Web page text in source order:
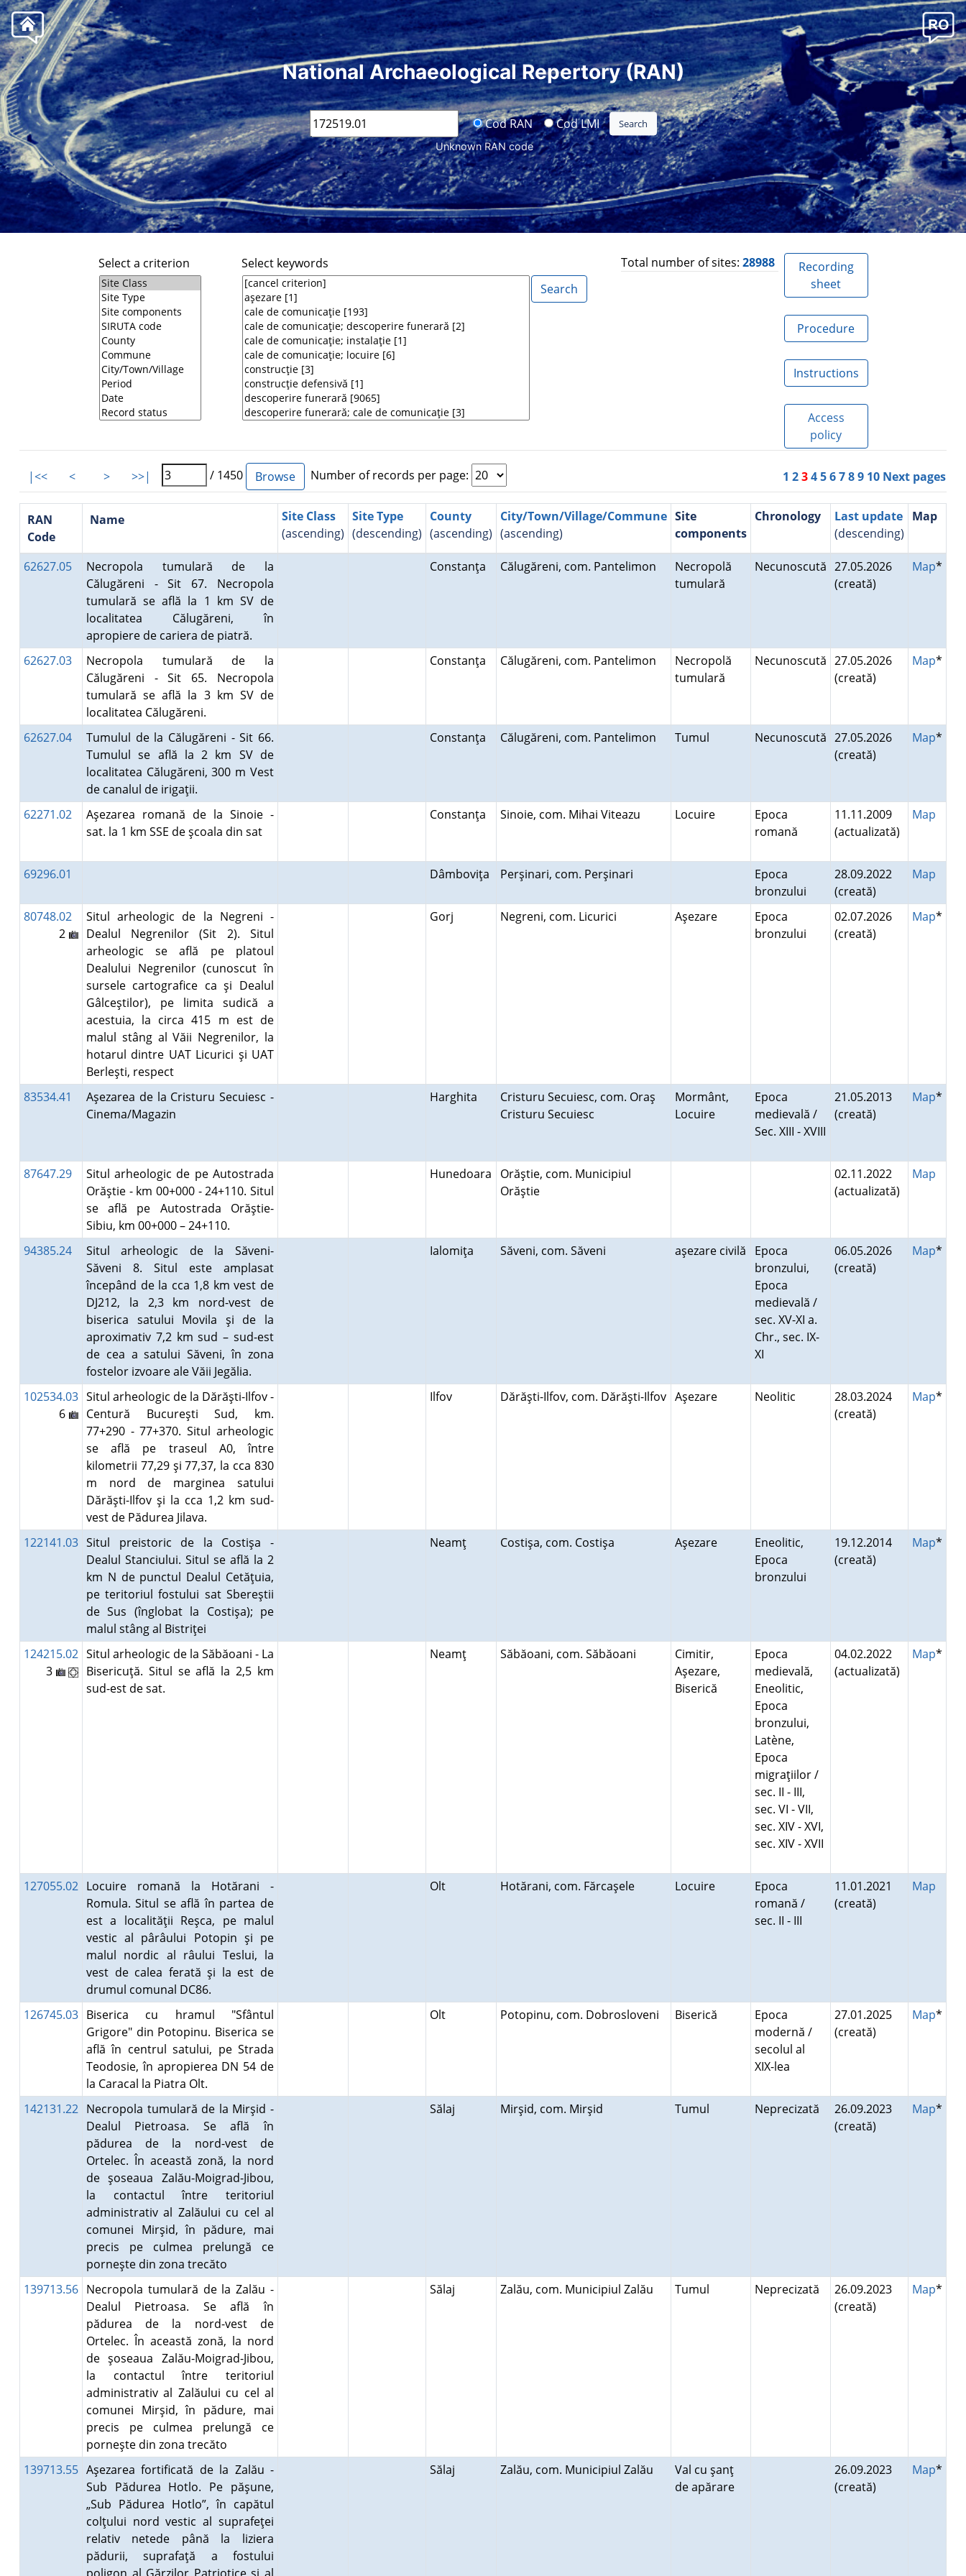
National Archaeological Repertory (RAN)
Cod RAN Cod LMI
Unknown RAN code
Select a criterion Select keywords Total number of sites: 28988
Recording
sheet
Procedure
Instructions
Access
policy
|<< < > >>| / 1450 Number of records per page: 1 23456789 10 Next pages
RAN
Code
Name
Site Class
(ascending)
Site Type
(descending)
County
(ascending)
City/Town/Village/Commune
(ascending)
Site
components
Chronology
Last update
(descending)
Map
62627.05
Necropola tumulară de la
Călugăreni - Sit 67. Necropola
tumulară se află la 1 km SV de
localitatea Călugăreni, în
apropiere de cariera de piatră.
Constanţa Călugăreni, com. Pantelimon
Necropolă
tumulară
Necunoscută 27.05.2026
(creată)
Map*
62627.03
Necropola tumulară de la
Călugăreni - Sit 65. Necropola
tumulară se află la 3 km SV de
localitatea Călugăreni.
Constanţa Călugăreni, com. Pantelimon
Necropolă
tumulară
Necunoscută 27.05.2026
(creată)
Map*
62627.04
Tumulul de la Călugăreni - Sit 66.
Tumulul se află la 2 km SV de
localitatea Călugăreni, 300 m Vest
de canalul de irigaţii.
Constanţa Călugăreni, com. Pantelimon Tumul Necunoscută 27.05.2026
(creată)
Map*
62271.02
Aşezarea romană de la Sinoie -
sat. la 1 km SSE de şcoala din sat
Constanţa Sinoie, com. Mihai Viteazu Locuire
Epoca
romană
11.11.2009
(actualizată)
Map
69296.01 Dâmboviţa Perşinari, com. Perşinari
Epoca
bronzului
28.09.2022
(creată)
Map
80748.02
2
Situl arheologic de la Negreni -
Dealul Negrenilor (Sit 2). Situl
arheologic se află pe platoul
Dealului Negrenilor (cunoscut în
sursele cartografice ca şi Dealul
Gâlceştilor), pe limita sudică a
acestuia, la circa 415 m est de
malul stâng al Văii Negrenilor, la
hotarul dintre UAT Licurici şi UAT
Berleşti, respect
Gorj Negreni, com. Licurici Aşezare
Epoca
bronzului
02.07.2026
(creată)
Map*
83534.41
Aşezarea de la Cristuru Secuiesc -
Cinema/Magazin
Harghita
Cristuru Secuiesc, com. Oraş
Cristuru Secuiesc
Mormânt,
Locuire
Epoca
medievală /
Sec. XIII - XVIII
21.05.2013
(creată)
Map*
87647.29
Situl arheologic de pe Autostrada
Orăştie - km 00+000 - 24+110. Situl
se află pe Autostrada Orăştie-
Sibiu, km 00+000 – 24+110.
Hunedoara
Orăştie, com. Municipiul
Orăştie
02.11.2022
(actualizată)
Map
94385.24
Situl arheologic de la Săveni-
Săveni 8. Situl este amplasat
începând de la cca 1,8 km vest de
DJ212, la 2,3 km nord-vest de
biserica satului Movila şi de la
aproximativ 7,2 km sud – sud-est
de cea a satului Săveni, în zona
fostelor izvoare ale Văii Jegălia.
Ialomiţa Săveni, com. Săveni aşezare civilă
Epoca
bronzului,
Epoca
medievală /
sec. XV-XI a.
Chr., sec. IX-
XI
06.05.2026
(creată)
Map*
102534.03
6
Situl arheologic de la Dărăşti-Ilfov -
Centură Bucureşti Sud, km.
77+290 - 77+370. Situl arheologic
se află pe traseul A0, între
kilometrii 77,29 şi 77,37, la cca 830
m nord de marginea satului
Dărăşti-Ilfov şi la cca 1,2 km sud-
vest de Pădurea Jilava.
Ilfov Dărăşti-Ilfov, com. Dărăşti-Ilfov Aşezare Neolitic
28.03.2024
(creată)
Map*
122141.03 Situl preistoric de la Costişa -
Dealul Stanciului. Situl se află la 2
km N de punctul Dealul Cetăţuia,
pe teritoriul fostului sat Sbereştii
de Sus (înglobat la Costişa); pe
malul stâng al Bistriţei
Neamţ Costişa, com. Costişa Aşezare
Eneolitic,
Epoca
bronzului
19.12.2014
(creată)
Map*
124215.02
3
Situl arheologic de la Săbăoani - La
Bisericuţă. Situl se află la 2,5 km
sud-est de sat.
Neamţ Săbăoani, com. Săbăoani
Cimitir,
Aşezare,
Biserică
Epoca
medievală,
Eneolitic,
Epoca
bronzului,
Latène,
Epoca
migraţiilor /
sec. II - III,
sec. VI - VII,
sec. XIV - XVI,
sec. XIV - XVII
04.02.2022
(actualizată)
Map*
127055.02 Locuire romană la Hotărani -
Romula. Situl se află în partea de
est a localităţii Reşca, pe malul
vestic al pârâului Potopin şi pe
malul nordic al râului Teslui, la
vest de calea ferată şi la est de
drumul comunal DC86.
Olt Hotărani, com. Fărcaşele Locuire
Epoca
romană /
sec. II - III
11.01.2021
(creată)
Map
126745.03 Biserica cu hramul "Sfântul
Grigore" din Potopinu. Biserica se
află în centrul satului, pe Strada
Teodosie, în apropierea DN 54 de
la Caracal la Piatra Olt.
Olt Potopinu, com. Dobrosloveni Biserică
Epoca
modernă /
secolul al
XIX-lea
27.01.2025
(creată)
Map*
142131.22 Necropola tumulară de la Mirşid -
Dealul Pietroasa. Se află în
pădurea de la nord-vest de
Ortelec. În această zonă, la nord
de şoseaua Zalău-Moigrad-Jibou,
la contactul între teritoriul
administrativ al Zalăului cu cel al
comunei Mirşid, în pădure, mai
precis pe culmea prelungă ce
porneşte din zona trecăto
Sălaj Mirşid, com. Mirşid Tumul Neprecizată
26.09.2023
(creată)
Map*
139713.56 Necropola tumulară de la Zalău -
Dealul Pietroasa. Se află în
pădurea de la nord-vest de
Ortelec. În această zonă, la nord
de şoseaua Zalău-Moigrad-Jibou,
la contactul între teritoriul
administrativ al Zalăului cu cel al
comunei Mirşid, în pădure, mai
precis pe culmea prelungă ce
porneşte din zona trecăto
Sălaj Zalău, com. Municipiul Zalău Tumul Neprecizată
26.09.2023
(creată)
Map*
139713.55 Aşezarea fortificată de la Zalău -
Sub Pădurea Hotlo. Pe păşune,
„Sub Pădurea Hotlo”, în capătul
colţului nord vestic al suprafeţei
relativ netede până la liziera
pădurii, suprafaţă a fostului
Sălaj Zalău, com. Municipiul Zalău
Val cu şanţ
de apărare
26.09.2023
(creată)
Map*